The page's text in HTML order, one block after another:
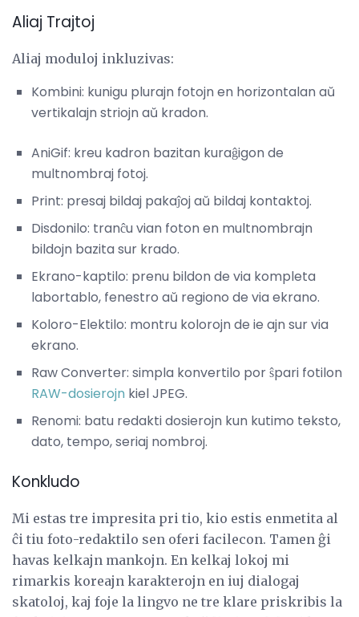
Aliaj Trajtoj
Aliaj moduloj inkluzivas:
Kombini: kunigu plurajn fotojn en horizontalan aŭ
vertikalajn striojn aŭ kradon.
AniGif: kreu kadron bazitan kuraĝigon de
multnombraj fotoj.
Print: presaj bildaj pakaĵoj aŭ bildaj kontaktoj.
Disdonilo: tranĉu vian foton en multnombrajn
bildojn bazita sur krado.
Ekrano-kaptilo: prenu bildon de via kompleta
labortablo, fenestro aŭ regiono de via ekrano.
Koloro-Elektilo: montru kolorojn de ie ajn sur via
ekrano.
Raw Converter: simpla konvertilo por ŝpari fotilon
RAW-dosierojn kiel JPEG.
Renomi: batu redakti dosierojn kun kutimo teksto,
dato, tempo, seriaj nombroj.
Konkludo
Mi estas tre impresita pri tio, kio estis enmetita al
ĉi tiu foto-redaktilo sen oferi facilecon. Tamen ĝi
havas kelkajn mankojn. En kelkaj lokoj mi
rimarkis koreajn karakterojn en iuj dialogaj
skatoloj, kaj foje la lingvo ne tre klare priskribis la